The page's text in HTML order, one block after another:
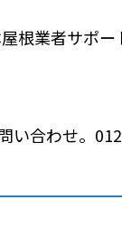
根業者サポ
い合わせ。